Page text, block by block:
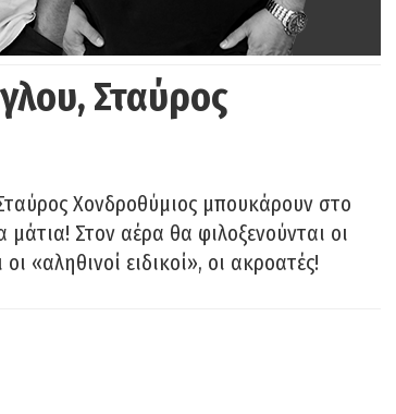
Σταύρος
Χονδροθύμιος μπουκάρουν στο
Στον αέρα θα φιλοξενούνται οι
«αληθινοί ειδικοί», οι ακροατές!